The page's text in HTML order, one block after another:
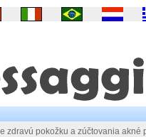
zdravú pokožku a zúčtovania akné